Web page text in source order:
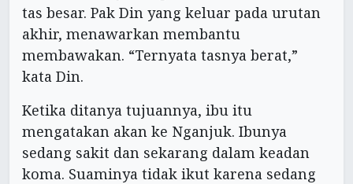
tas besar. Pak Din yang keluar pada urutan
akhir, menawarkan membantu
membawakan. “Ternyata tasnya berat,”
kata Din.
Ketika ditanya tujuannya, ibu itu
mengatakan akan ke Nganjuk. Ibunya
sedang sakit dan sekarang dalam keadan
koma. Suaminya tidak ikut karena sedang